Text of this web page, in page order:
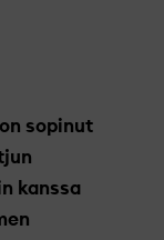
sopinut
kanssa